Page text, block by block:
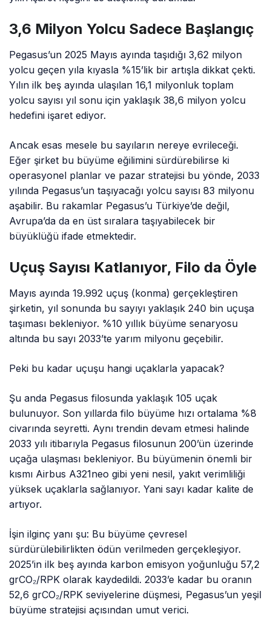
3,6 Milyon Yolcu Sadece Başlangıç
Pegasus’un 2025 Mayıs ayında taşıdığı 3,62 milyon
yolcu geçen yıla kıyasla %15’lik bir artışla dikkat çekti.
Yılın ilk beş ayında ulaşılan 16,1 milyonluk toplam
yolcu sayısı yıl sonu için yaklaşık 38,6 milyon yolcu
hedefini işaret ediyor.
Ancak esas mesele bu sayıların nereye evrileceği.
Eğer şirket bu büyüme eğilimini sürdürebilirse ki
operasyonel planlar ve pazar stratejisi bu yönde, 2033
yılında Pegasus’un taşıyacağı yolcu sayısı 83 milyonu
aşabilir. Bu rakamlar Pegasus’u Türkiye’de değil,
Avrupa’da da en üst sıralara taşıyabilecek bir
büyüklüğü ifade etmektedir.
Uçuş Sayısı Katlanıyor, Filo da Öyle
Mayıs ayında 19.992 uçuş (konma) gerçekleştiren
şirketin, yıl sonunda bu sayıyı yaklaşık 240 bin uçuşa
taşıması bekleniyor. %10 yıllık büyüme senaryosu
altında bu sayı 2033’te yarım milyonu geçebilir.
Peki bu kadar uçuşu hangi uçaklarla yapacak?
Şu anda Pegasus filosunda yaklaşık 105 uçak
bulunuyor. Son yıllarda filo büyüme hızı ortalama %8
civarında seyretti. Aynı trendin devam etmesi halinde
2033 yılı itibarıyla Pegasus filosunun 200’ün üzerinde
uçağa ulaşması bekleniyor. Bu büyümenin önemli bir
kısmı Airbus A321neo gibi yeni nesil, yakıt verimliliği
yüksek uçaklarla sağlanıyor. Yani sayı kadar kalite de
artıyor.
İşin ilginç yanı şu: Bu büyüme çevresel
sürdürülebilirlikten ödün verilmeden gerçekleşiyor.
2025’in ilk beş ayında karbon emisyon yoğunluğu 57,2
grCO₂/RPK olarak kaydedildi. 2033’e kadar bu oranın
52,6 grCO₂/RPK seviyelerine düşmesi, Pegasus’un yeşil
büyüme stratejisi açısından umut verici.